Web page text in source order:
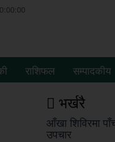
राशिफल सम्पादकीय
भर्खरै
आँखा शिविरमा
उपचार